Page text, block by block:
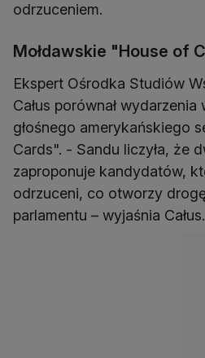
odrzuceniem.
Mołdawskie "House of
Ekspert Ośrodka Studiów
Całus porównał wydarzenia
głośnego amerykańskiego
Cards". - Sandu liczyła, że
zaproponuje kandydatów,
odrzuceni, co otworzy
parlamentu – wyjaśnia Całus.